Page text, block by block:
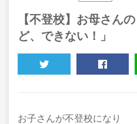
【不登校】お母さん
ど、できない！」
お子さんが不登校になり